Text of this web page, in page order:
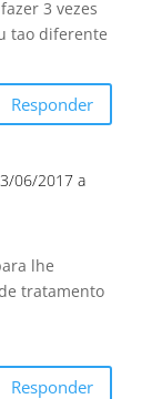
3 vezes
tao diferente
Responder
06/2017 a
lhe
tratamento
Responder